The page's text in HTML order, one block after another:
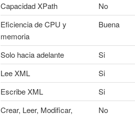
Capacidad XPath
No
Eficiencia de CPU y
memoria
Buena
Solo hacia adelante Si
Lee XML
Si
Escribe XML
Si
Crear, Leer, Modificar,
No